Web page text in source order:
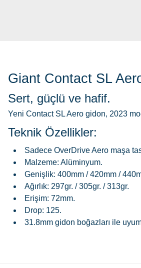
Giant Contact SL
Sert, güçlü ve hafif.
Yeni Contact SL Aero gidon, 2023
Teknik Özellikler:
Sadece OverDrive Aero maşa
Malzeme: Alüminyum.
Genişlik: 400mm / 420mm /
Ağırlık: 297gr. / 305gr. / 313gr.
Erişim: 72mm.
Drop: 125.
31.8mm gidon boğazları ile